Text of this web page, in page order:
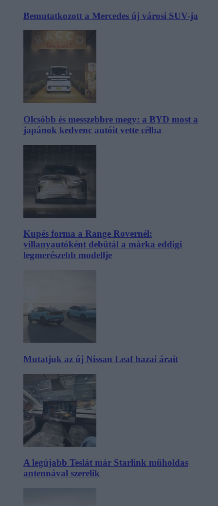
Bemutatkozott a Mercedes új városi SUV-ja
Olcsóbb és messzebbre megy: a BYD most a
japánok kedvenc autóit vette célba
Kupés forma a Range Rovernél:
villanyautóként debütál a márka eddigi
legmerészebb modellje
Mutatjuk az új Nissan Leaf hazai árait
A legújabb Teslát már Starlink műholdas
antennával szerelik